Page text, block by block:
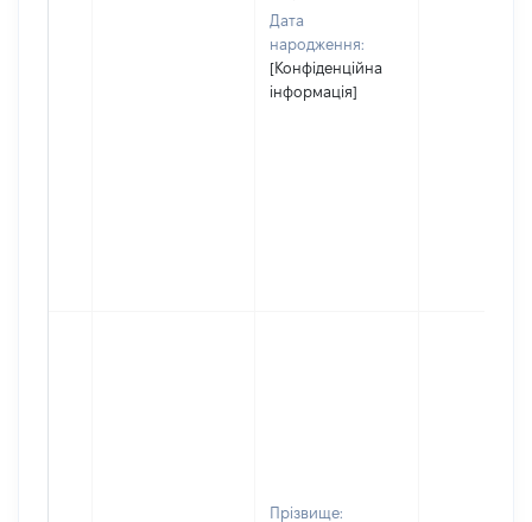
Дата
народження:
[Конфіденційна
інформація]
Прізвище: